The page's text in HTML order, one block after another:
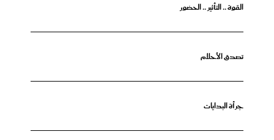
القوة .. التأثير .. الحضور
تصدق الأحلام
جرأة البدايات